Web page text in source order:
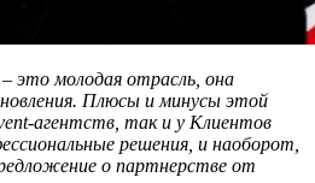
это молодая отрасль, она
Плюсы и минусы этой
агентств, так и у Клиентов
решения, и наоборот,
о партнерстве от